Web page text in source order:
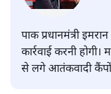
पाक प्रधानमंत्री
कार्रवाई करनी
से लगे आतंकवादी कैंपों